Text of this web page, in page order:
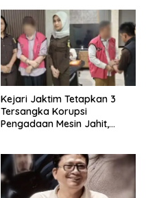
Kejari Jaktim Tetapkan 3
Tersangka Korupsi
Pengadaan Mesin Jahit,